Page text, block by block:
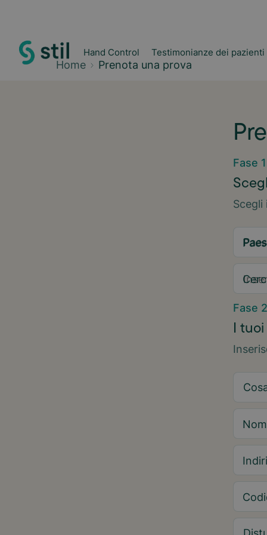
Hand Control Testimonianze dei pazienti
Home Prenota una prova
Fase 1
Fase 2
I